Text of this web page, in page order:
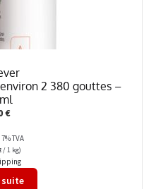
2 380 gouttes –
€
TVA
/ 1 kg)
suite